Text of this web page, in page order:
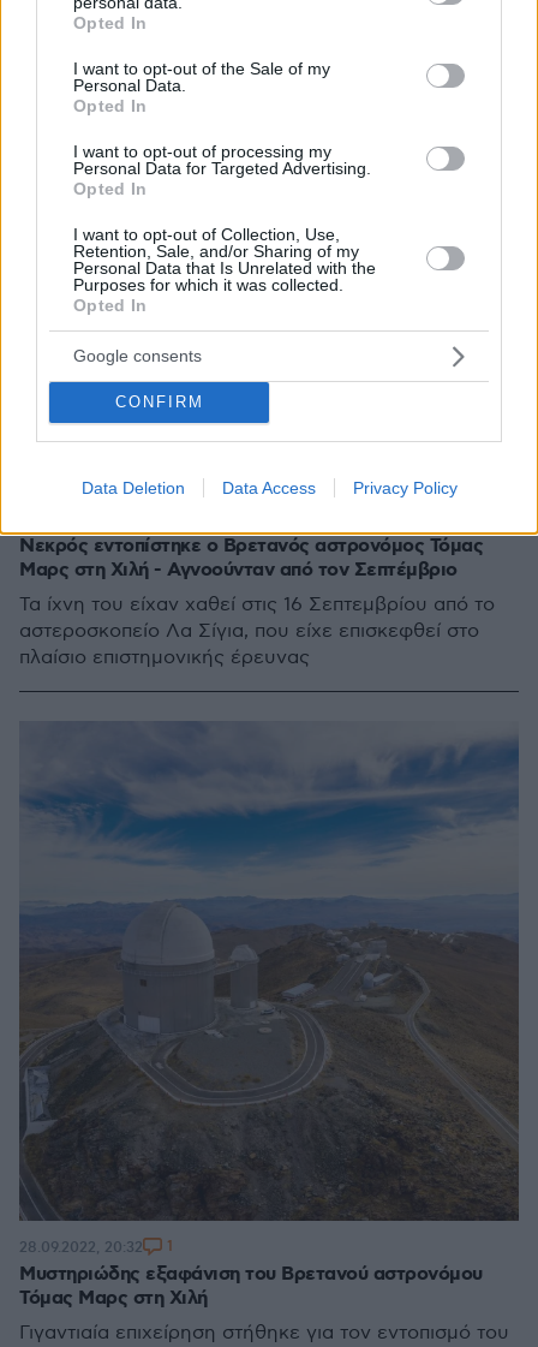
grant or deny consent to Google and its third-party tags to
use your data for below specified purposes in below Google
consent section.
Opted In
I want to opt-out of the Sale of my
Personal Data.
Opted In
I want to opt-out of processing my
Personal Data for Targeted Advertising.
Opted In
I want to opt-out of Collection, Use,
Retention, Sale, and/or Sharing of my
Personal Data that Is Unrelated with the
Purposes for which it was collected.
Opted In
Google consents
CONFIRM
Data Deletion Data Access Privacy Policy
Νεκρός εντοπίστηκε ο Βρετανός αστρονόμος Τόμας
Μαρς στη Χιλή - Αγνοούνταν από τον Σεπτέμβριο
Τα ίχνη του είχαν χαθεί στις 16 Σεπτεμβρίου από το
αστεροσκοπείο Λα Σίγια, που είχε επισκεφθεί στο
πλαίσιο επιστημονικής έρευνας
Μυστηριώδης εξαφάνιση του Βρετανού αστρονόμου
Τόμας Μαρς στη Χιλή
Γιγαντιαία επιχείρηση στήθηκε για τον εντοπισμό του
28.09.2022, 20:32 1